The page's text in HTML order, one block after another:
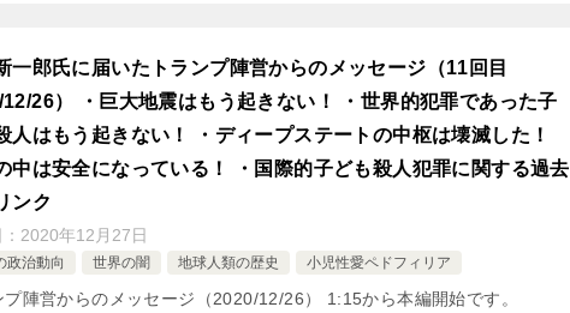
一郎氏に届いたトランプ陣営からのメッセージ（11回目
26） ・巨大地震はもう起きない！ ・世界的犯罪であった子
人はもう起きない！ ・ディープステートの中枢は壊滅した！
中は安全になっている！ ・国際的子ども殺人犯罪に関する過去
ンク
2020年12月27日
政治動向 世界の闇 地球人類の歴史 小児性愛ペドフィリア
プ陣営からのメッセージ（2020/12/26） 1:15から本編開始です。